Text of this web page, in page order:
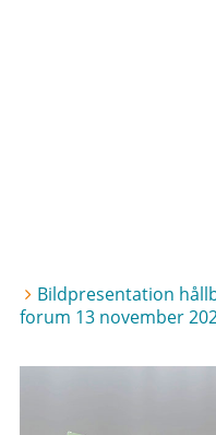
Bildpresentation
forum 13 november